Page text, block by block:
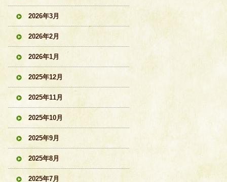
2026年3月
2026年2月
2026年1月
2025年12月
2025年11月
2025年10月
2025年9月
2025年8月
2025年7月